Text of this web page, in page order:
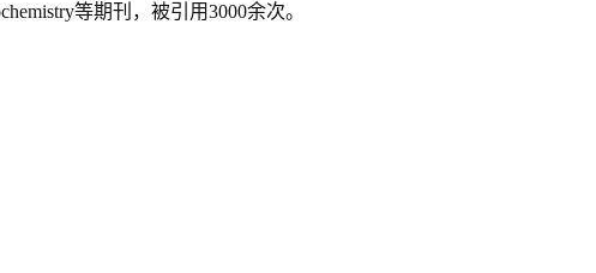
等期刊，被引用3000余次。